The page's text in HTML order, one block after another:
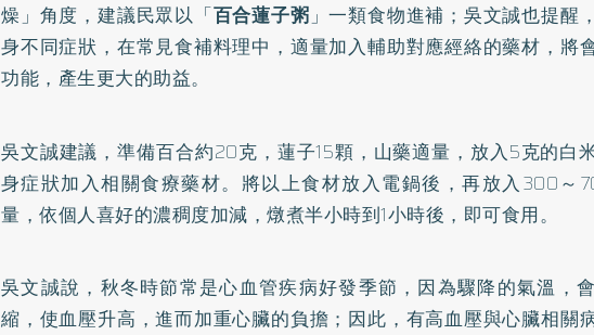
燥」角度，建議民眾以「百合蓮子粥」一類食物進補；吳文誠也提醒
身不同症狀，在常見食補料理中，適量加入輔助對應經絡的藥材，將
功能，產生更大的助益。
吳文誠建議，準備百合約20克，蓮子15顆，山藥適量，放入5克的白
身症狀加入相關食療藥材。將以上食材放入電鍋後，再放入300～
量，依個人喜好的濃稠度加減，燉煮半小時到1小時後，即可食用。
吳文誠說，秋冬時節常是心血管疾病好發季節，因為驟降的氣溫，
縮，使血壓升高，進而加重心臟的負擔；因此，有高血壓與心臟相關